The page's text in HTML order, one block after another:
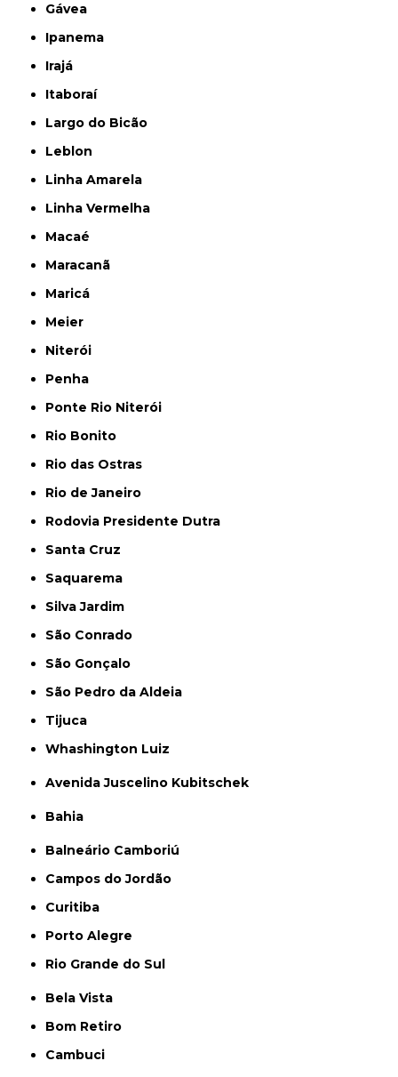
Gávea
Ipanema
Irajá
Itaboraí
Largo do Bicão
Leblon
Linha Amarela
Linha Vermelha
Macaé
Maracanã
Maricá
Meier
Niterói
Penha
Ponte Rio Niterói
Rio Bonito
Rio das Ostras
Rio de Janeiro
Rodovia Presidente Dutra
Santa Cruz
Saquarema
Silva Jardim
São Conrado
São Gonçalo
São Pedro da Aldeia
Tijuca
Whashington Luiz
Avenida Juscelino Kubitschek
Bahia
Balneário Camboriú
Campos do Jordão
Curitiba
Porto Alegre
Rio Grande do Sul
Bela Vista
Bom Retiro
Cambuci